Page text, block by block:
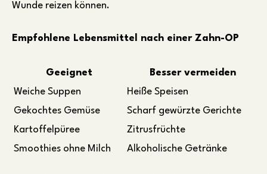
Wunde reizen können.
Empfohlene Lebensmittel nach einer Zahn-OP
Geeignet
Besser vermeiden
Weiche Suppen
Heiße Speisen
Gekochtes Gemüse
Scharf gewürzte Gerichte
Kartoffelpüree
Zitrusfrüchte
Smoothies ohne Milch
Alkoholische Getränke